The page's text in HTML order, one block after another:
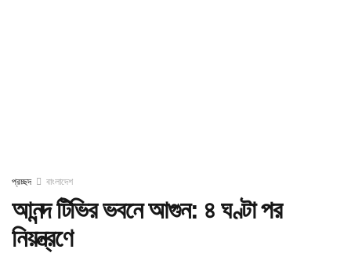
প্রচ্ছদ বাংলাদেশ
আনন্দ টিভির ভবনে আগুন: ৪ ঘণ্টা পর
নিয়ন্ত্রণে